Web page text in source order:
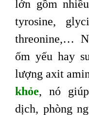
lớn gồm
tyrosine,
threonine,…
ốm yếu hay
lượng axit
khỏe, nó
dịch, phòng